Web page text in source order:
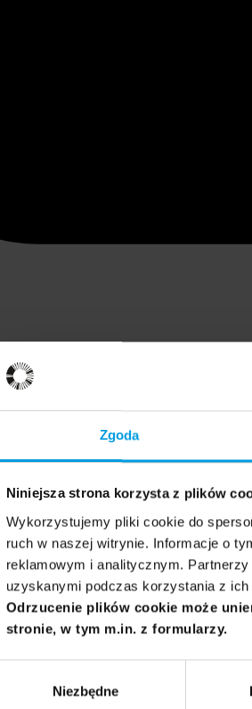
Zgoda
Niniejsza strona korzysta z plików
Wykorzystujemy pliki cookie do
ruch w naszej witrynie. Informacje o
reklamowym i analitycznym.
uzyskanymi podczas korzystania z ich
Odrzucenie plików cookie może
stronie, w tym m.in. z formularzy.
Niezbędne